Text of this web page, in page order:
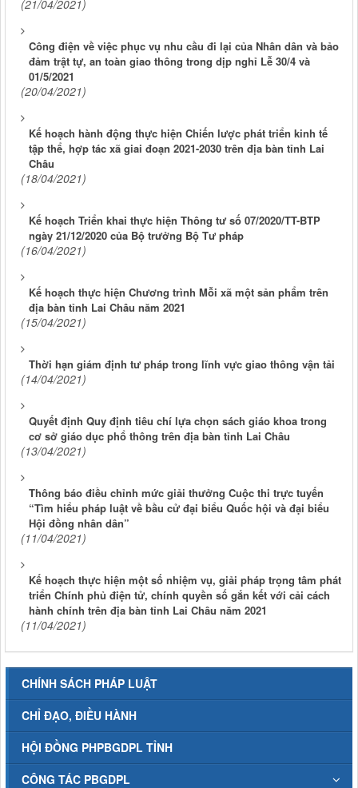
(21/04/2021)
Công điện về việc phục vụ nhu cầu đi lại của Nhân dân và bảo
đảm trật tự, an toàn giao thông trong dịp nghỉ Lễ 30/4 và
01/5/2021
(20/04/2021)
Kế hoạch hành động thực hiện Chiến lược phát triển kinh tế
tập thể, hợp tác xã giai đoạn 2021-2030 trên địa bàn tỉnh Lai
Châu
(18/04/2021)
Kế hoạch Triển khai thực hiện Thông tư số 07/2020/TT-BTP
ngày 21/12/2020 của Bộ trưởng Bộ Tư pháp
(16/04/2021)
Kế hoạch thực hiện Chương trình Mỗi xã một sản phẩm trên
địa bàn tỉnh Lai Châu năm 2021
(15/04/2021)
Thời hạn giám định tư pháp trong lĩnh vực giao thông vận tải
(14/04/2021)
Quyết định Quy định tiêu chí lựa chọn sách giáo khoa trong
cơ sở giáo dục phổ thông trên địa bàn tỉnh Lai Châu
(13/04/2021)
Thông báo điều chỉnh mức giải thưởng Cuộc thi trực tuyến
“Tìm hiểu pháp luật về bầu cử đại biểu Quốc hội và đại biểu
Hội đồng nhân dân”
(11/04/2021)
Kế hoạch thực hiện một số nhiệm vụ, giải pháp trọng tâm phát
triển Chính phủ điện tử, chính quyền số gắn kết với cải cách
hành chính trên địa bàn tỉnh Lai Châu năm 2021
(11/04/2021)
CHÍNH SÁCH PHÁP LUẬT
CHỈ ĐẠO, ĐIỀU HÀNH
HỘI ĐỒNG PHPBGDPL TỈNH
CÔNG TÁC PBGDPL